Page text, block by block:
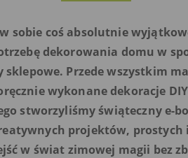
sobie coś absolutnie
dekorowania domu w
Przede wszystkim
wykonane dekoracje
stworzyliśmy świąteczny e-
projektów,
w świat zimowej magii bez